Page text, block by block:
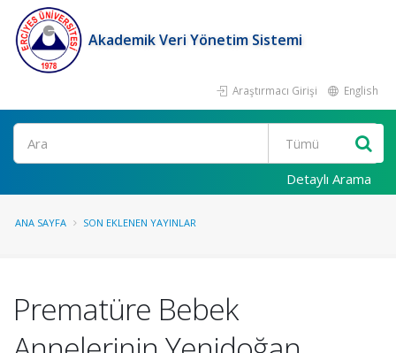
Akademik Veri Yönetim Sistemi
Araştırmacı Girişi English
Ara
Detaylı Arama
ANA SAYFA SON EKLENEN YAYINLAR
Prematüre Bebek